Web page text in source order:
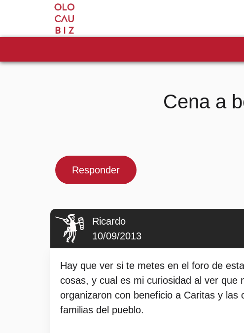
Cena a
Responder
Ricardo
10/09/2013
Hay que ver si te metes en el foro de
cosas, y cual es mi curiosidad al ver que
organizaron con beneficio a Caritas y
familias del pueblo.